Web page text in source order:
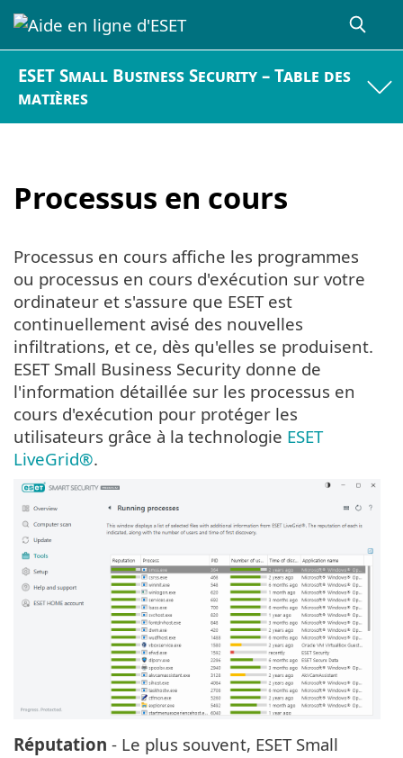
ESET Small Business Security – Table des
matières
Processus en cours
Processus en cours affiche les programmes
ou processus en cours d'exécution sur votre
ordinateur et s'assure que ESET est
continuellement avisé des nouvelles
infiltrations, et ce, dès qu'elles se produisent.
ESET Small Business Security donne de
l'information détaillée sur les processus en
cours d'exécution pour protéger les
utilisateurs grâce à la technologie ESET
LiveGrid®.
Réputation - Le plus souvent, ESET Small